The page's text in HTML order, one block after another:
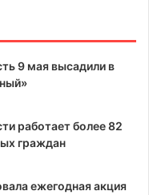
9 мая высадили в
работает более 82
граждан
ежегодная акция